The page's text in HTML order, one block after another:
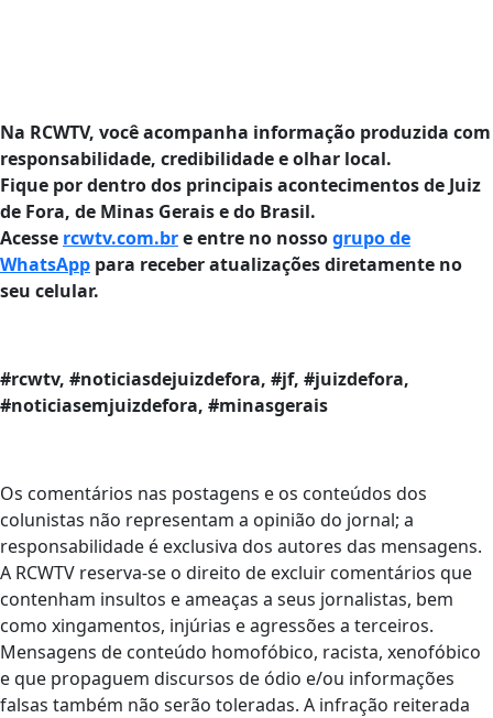
Na RCWTV, você acompanha informação produzida com
responsabilidade, credibilidade e olhar local.
Fique por dentro dos principais acontecimentos de Juiz
de Fora, de Minas Gerais e do Brasil.
Acesse rcwtv.com.bre entre no nossogrupo de
WhatsApp para receber atualizações diretamente no
seu celular.
#rcwtv, #noticiasdejuizdefora, #jf, #juizdefora,
#noticiasemjuizdefora, #minasgerais
Os comentários nas postagens e os conteúdos dos
colunistas não representam a opinião do jornal; a
responsabilidade é exclusiva dos autores das mensagens.
A RCWTV reserva-se o direito de excluir comentários que
contenham insultos e ameaças a seus jornalistas, bem
como xingamentos, injúrias e agressões a terceiros.
Mensagens de conteúdo homofóbico, racista, xenofóbico
e que propaguem discursos de ódio e/ou informações
falsas também não serão toleradas. A infração reiterada